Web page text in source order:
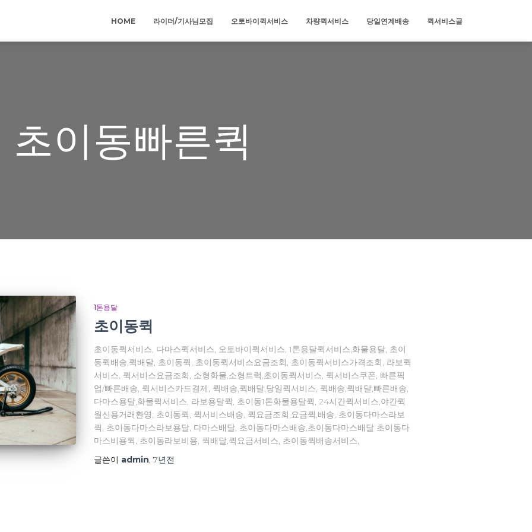
HOME 라이더/기사님모집 오토바이퀵서비스 차량퀵서비스 당일연계배송 퀵서비스글
초이동빠른퀵
1톤용달
초이동퀵
초이동퀵서비스, 다마스퀵서비스, 오토바이퀵서비스, 1톤용달퀵서비스,화물용달, 초이
동퀵배송,퀵배달, 초이동퀵, 초이동퀵서비스요금조회, 초이동퀵서비스가격조회, 라보퀵
서비스, 퀵서비스요금조회, 소형화물,소형트럭,초이동퀵서비스, 퀵서비스쿠폰, 빠른픽
업/빠른배송, 퀵서비스카드결제, 퀵배송,퀵배달,당일퀵서비스, 퀵배송,퀵배달,빠른배송,
다마스용달,화물퀵서비스, 라보용달퀵, 초이동1톤화물용달퀵, 24시간퀵서비스,야간퀵
월신용거래환영, 초이동퀵, 퀵서비스배송, 퀵요금조회,요금퀵,배송, 초이동다마스라보
퀵, 초이동다마스라보용달, 다마스배달, 초이동다마스배송,초이동다마스배달 초이동다
마스비용퀵, 초이동라보비용, 퀵배달,퀵요금서비스, 초이동퀵배송서비스,
글쓴이 admin, 7년전